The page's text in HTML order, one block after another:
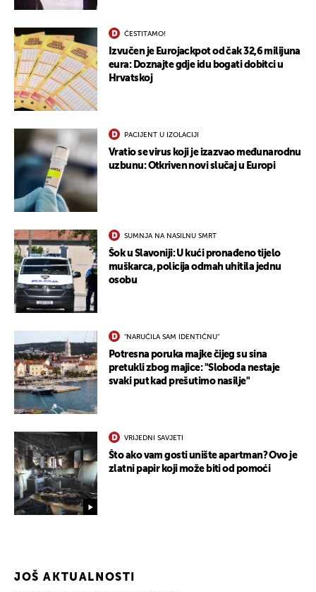
ČESTITAMO!
Izvučen je Eurojackpot od čak 32,6 milijuna
eura: Doznajte gdje idu bogati dobitci u
Hrvatskoj
PACIJENT U IZOLACIJI
Vratio se virus koji je izazvao međunarodnu
uzbunu: Otkriven novi slučaj u Europi
SUMNJA NA NASILNU SMRT
Šok u Slavoniji: U kući pronađeno tijelo
muškarca, policija odmah uhitila jednu
osobu
"NARUČILA SAM IDENTIČNU"
Potresna poruka majke čijeg su sina
pretukli zbog majice: "Sloboda nestaje
svaki put kad prešutimo nasilje"
VRIJEDNI SAVJETI
Što ako vam gosti unište apartman? Ovo je
zlatni papir koji može biti od pomoći
JOŠ AKTUALNOSTI